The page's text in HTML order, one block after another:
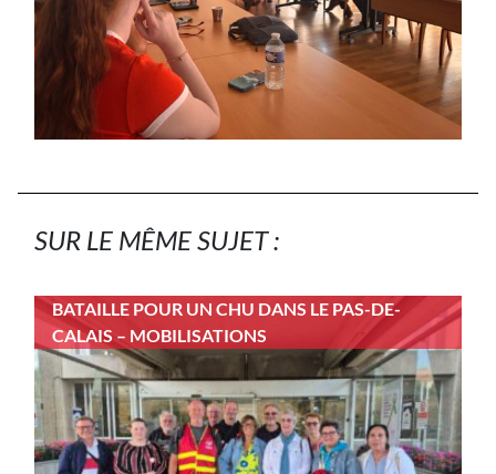
SUR LE MÊME SUJET :
BATAILLE POUR UN CHU DANS LE PAS-DE-
CALAIS – MOBILISATIONS